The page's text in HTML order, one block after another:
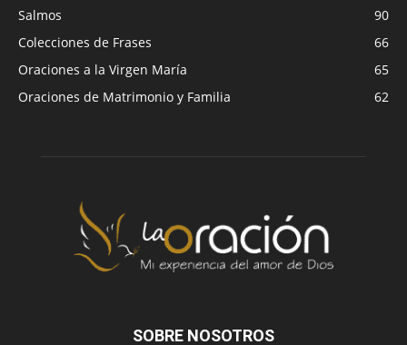
Salmos
90
Colecciones de Frases
66
Oraciones a la Virgen María
65
Oraciones de Matrimonio y Familia
62
SOBRE NOSOTROS